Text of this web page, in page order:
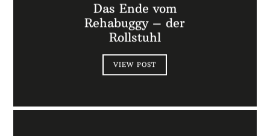
Das Ende vom
Rehabuggy – der
Rollstuhl
VIEW POST